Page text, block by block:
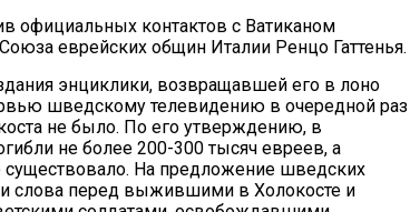
официальных контактов с Ватиканом
еврейских общин Италии Ренцо Гаттенья.
энциклики, возвращавшей его в лоно
шведскому телевидению в очередной раз
не было. По его утверждению, в
не более 200-300 тысяч евреев, а
существовало. На предложение шведских
слова перед выжившими в Холокосте и